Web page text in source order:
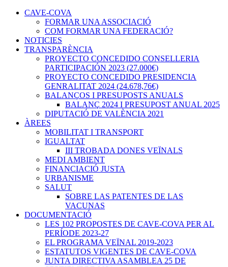
CAVE-COVA
FORMAR UNA ASSOCIACIÓ
COM FORMAR UNA FEDERACIÓ?
NOTICIES
TRANSPARÈNCIA
PROYECTO CONCEDIDO CONSELLERIA
PARTICIPACIÓN 2023 (27.000€)
PROYECTO CONCEDIDO PRESIDENCIA
GENRALITAT 2024 (24.678,76€)
BALANÇOS I PRESUPOSTS ANUALS
BALANÇ 2024 I PRESUPOST ANUAL 2025
DIPUTACIÓ DE VALÈNCIA 2021
ÀREES
MOBILITAT I TRANSPORT
IGUALTAT
III TROBADA DONES VEÏNALS
MEDI AMBIENT
FINANCIACIÓ JUSTA
URBANISME
SALUT
SOBRE LAS PATENTES DE LAS
VACUNAS
DOCUMENTACIÓ
LES 102 PROPOSTES DE CAVE-COVA PER AL
PERÍODE 2023-27
EL PROGRAMA VEÏNAL 2019-2023
ESTATUTOS VIGENTES DE CAVE-COVA
JUNTA DIRECTIVA ASAMBLEA 25 DE